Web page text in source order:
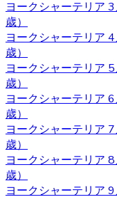
軽めの散歩に連れて
わからないことがあ
のブリーダー・ベベ
2020.10.23
ブリーダーから子犬
とは異なりブリーダ
きちんと把握してい
どで不安があるとき
できます。子犬を飼
らするのが一番です
門ブリーダーをして
ヨークシャーテリア
歳）
ヨークシャーテリア
歳）
ヨークシャーテリア
歳）
ヨークシャーテリア
歳）
ヨークシャーテリア
歳）
ヨークシャーテリア
歳）
ヨークシャーテリア